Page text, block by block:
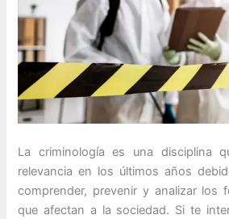
La criminología es una disciplina
relevancia en los últimos años
comprender, prevenir y analizar los
que afectan a la sociedad. Si te